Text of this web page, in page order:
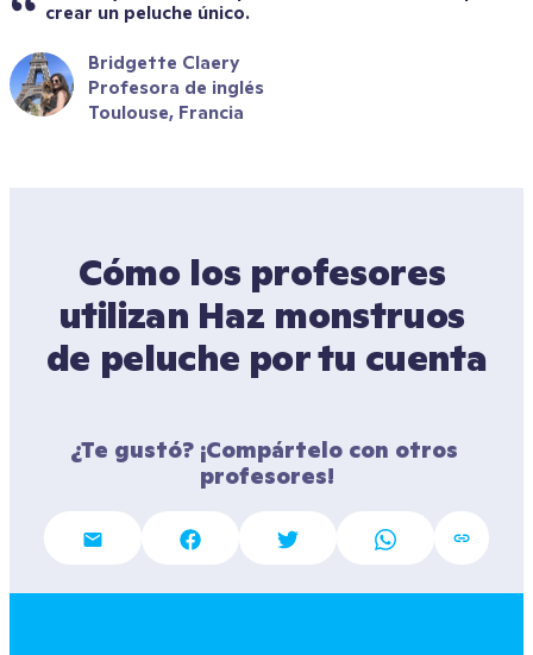
crear un peluche único.
Bridgette Claery
Profesora de inglés
Toulouse, Francia
Cómo los profesores
utilizan Haz monstruos
de peluche por tu cuenta
¿Te gustó? ¡Compártelo con otros
profesores!